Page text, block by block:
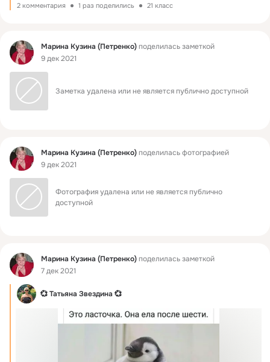
2 комментария 1 раз поделились 21 класс
Фид Марина Кузина (Петренко)поделилась заметкой
9 дек 2021
Заметка удалена или не является публично доступной
Фид Марина Кузина (Петренко)поделилась фотографией
9 дек 2021
Фотография удалена или не является публично
доступной
Фид Марина Кузина (Петренко)поделилась заметкой
7 дек 2021
💞 Татьяна Звездина 💞